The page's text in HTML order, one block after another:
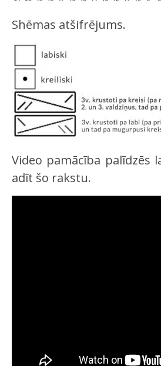
Shēmas atšifrējums.
Video pamācība palīdzēs
adīt šo rakstu.